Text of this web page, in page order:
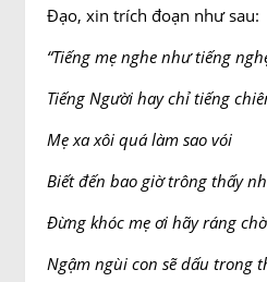
Đạo, xin trích đoạn như sau:
“Tiếng mẹ nghe như tiếng
Tiếng Người hay chỉ tiếng
Mẹ xa xôi quá làm sao vói
Biết đến bao giờ trông thấy
Đừng khóc mẹ ơi hãy ráng chờ
Ngậm ngùi con sẽ dấu trong